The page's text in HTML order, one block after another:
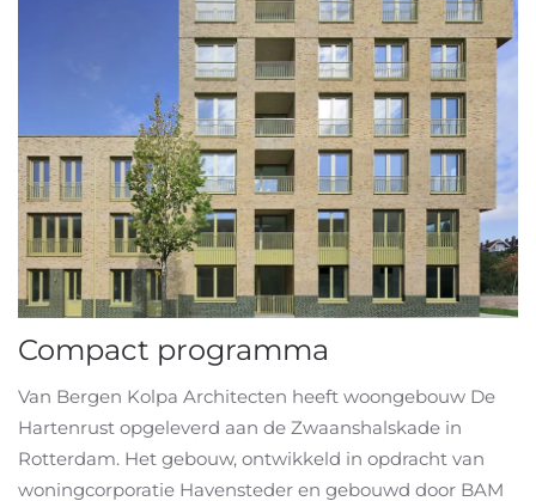
Compact programma
Van Bergen Kolpa Architecten heeft woongebouw De
Hartenrust opgeleverd aan de Zwaanshalskade in
Rotterdam. Het gebouw, ontwikkeld in opdracht van
woningcorporatie Havensteder en gebouwd door BAM